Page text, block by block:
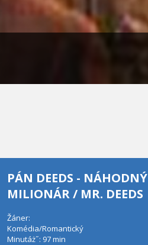
PÁN DEEDS - NÁHODNÝ
MILIONÁR / MR. DEEDS
Žáner:
Komédia/Romantický
Minutáż˝: 97 min